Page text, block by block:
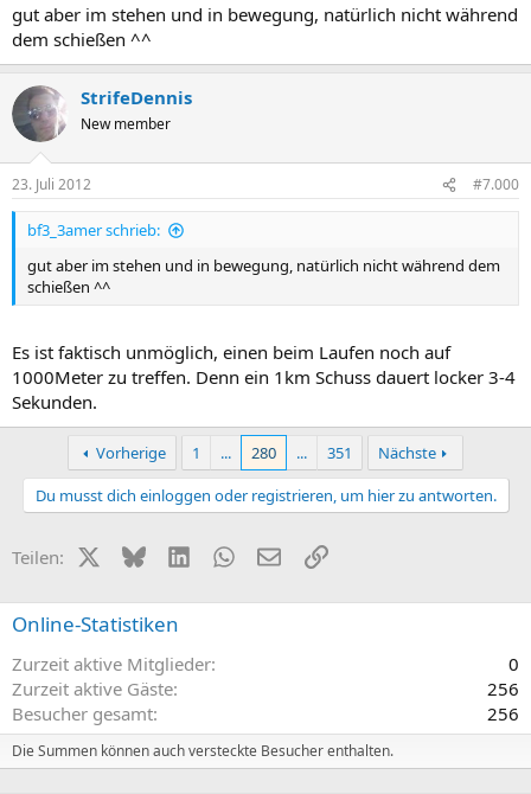
gut aber im stehen und in bewegung, natürlich nicht während
dem schießen ^^
StrifeDennis
New member
23. Juli 2012 #7.000
bf3_3amer schrieb:
gut aber im stehen und in bewegung, natürlich nicht während dem
schießen ^^
Es ist faktisch unmöglich, einen beim Laufen noch auf
1000Meter zu treffen. Denn ein 1km Schuss dauert locker 3-4
Sekunden.
Vorherige 1 ... 280 ... 351
Nächste
Du musst dich einloggen oder registrieren, um hier zu antworten.
Teilen: X (Twitter)
BlueskyLinkedInWhatsApp
E-MailLink
Online-Statistiken
Zurzeit aktive Mitglieder
0
Zurzeit aktive Gäste
256
Besucher gesamt
256
Die Summen können auch versteckte Besucher enthalten.